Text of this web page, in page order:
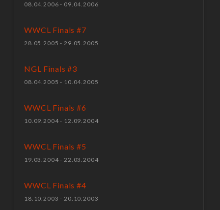
08.04.2006 - 09.04.2006
WWCL Finals #7
28.05.2005 - 29.05.2005
NGL Finals #3
08.04.2005 - 10.04.2005
WWCL Finals #6
10.09.2004 - 12.09.2004
WWCL Finals #5
19.03.2004 - 22.03.2004
WWCL Finals #4
18.10.2003 - 20.10.2003